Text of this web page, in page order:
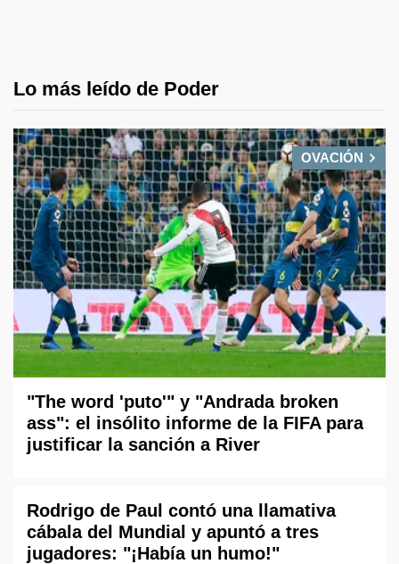
Lo más leído de Poder
OVACIÓN
"The word 'puto'" y "Andrada broken
ass": el insólito informe de la FIFA para
justificar la sanción a River
Rodrigo de Paul contó una llamativa
cábala del Mundial y apuntó a tres
jugadores: "¡Había un humo!"